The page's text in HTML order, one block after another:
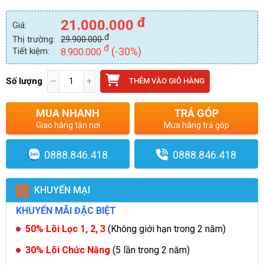
Giá: 21.000.000 đ
Thị trường: 29.900.000đ
Tiết kiệm: 8.900.000 đ (-30%)
Số lượng THÊM VÀO GIỎ HÀNG
MUA NHANH
Giao hàng tận nơi
TRẢ GÓP
Mua hàng trả góp
0888.846.418 0888.846.418
KHUYẾN MẠI
KHUYẾN MÃI ĐẶC BIỆT
50% Lõi Lọc 1, 2, 3 (Không giới hạn trong 2 năm)
30% Lõi Chức Năng (5 lần trong 2 năm)